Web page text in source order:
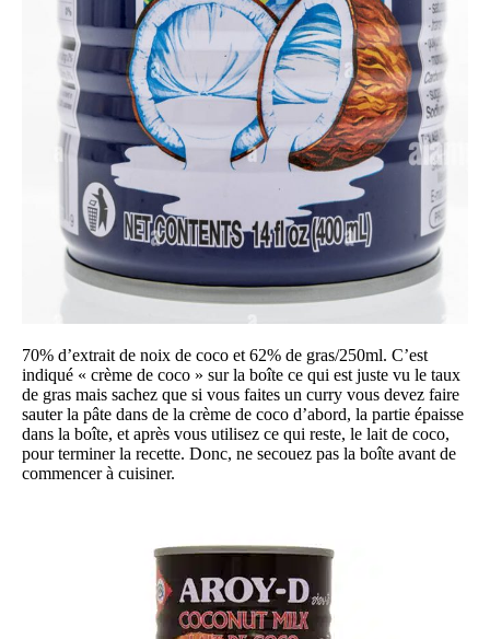
70% d’extrait de noix de coco et 62% de gras/250ml. C’est
indiqué « crème de coco » sur la boîte ce qui est juste vu le taux
de gras mais sachez que si vous faites un curry vous devez faire
sauter la pâte dans de la crème de coco d’abord, la partie épaisse
dans la boîte, et après vous utilisez ce qui reste, le lait de coco,
pour terminer la recette. Donc, ne secouez pas la boîte avant de
commencer à cuisiner.